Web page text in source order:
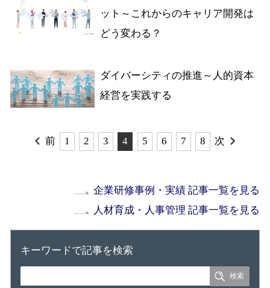
ット～これからのキャリア開発は
どう変わる？
ダイバーシティの推進～人的資本
経営を実践する
前 1 2 3 4 5 6 7 8 次
企業研修事例・実績 記事一覧を見る
人材育成・人事管理 記事一覧を見る
キーワードで記事を検索